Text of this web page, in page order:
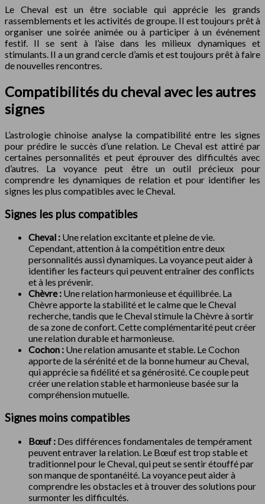
Le Cheval est un être sociable qui apprécie les grands
rassemblements et les activités de groupe. Il est toujours prêt à
organiser une soirée animée ou à participer à un événement
festif. Il se sent à l’aise dans les milieux dynamiques et
stimulants. Il a un grand cercle d’amis et est toujours prêt à faire
de nouvelles rencontres.
Compatibilités du cheval avec les autres
signes
L’astrologie chinoise analyse la compatibilité entre les signes
pour prédire le succès d’une relation. Le Cheval est attiré par
certaines personnalités et peut éprouver des difficultés avec
d’autres. La voyance peut être un outil précieux pour
comprendre les dynamiques de relation et pour identifier les
signes les plus compatibles avec le Cheval.
Signes les plus compatibles
Cheval : Une relation excitante et pleine de vie.
Cependant, attention à la compétition entre deux
personnalités aussi dynamiques. La voyance peut aider à
identifier les facteurs qui peuvent entraîner des conflicts
et à les prévenir.
Chèvre : Une relation harmonieuse et équilibrée. La
Chèvre apporte la stabilité et le calme que le Cheval
recherche, tandis que le Cheval stimule la Chèvre à sortir
de sa zone de confort. Cette complémentarité peut créer
une relation durable et harmonieuse.
Cochon : Une relation amusante et stable. Le Cochon
apporte de la sérénité et de la bonne humeur au Cheval,
qui apprécie sa fidélité et sa générosité. Ce couple peut
créer une relation stable et harmonieuse basée sur la
compréhension mutuelle.
Signes moins compatibles
Bœuf : Des différences fondamentales de tempérament
peuvent entraver la relation. Le Bœuf est trop stable et
traditionnel pour le Cheval, qui peut se sentir étouffé par
son manque de spontanéité. La voyance peut aider à
comprendre les obstacles et à trouver des solutions pour
surmonter les difficultés.